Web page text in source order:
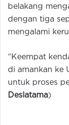
belakang
dengan tiga
mengalami
“Keempat
di amankan ke
untuk proses
Deslatama)